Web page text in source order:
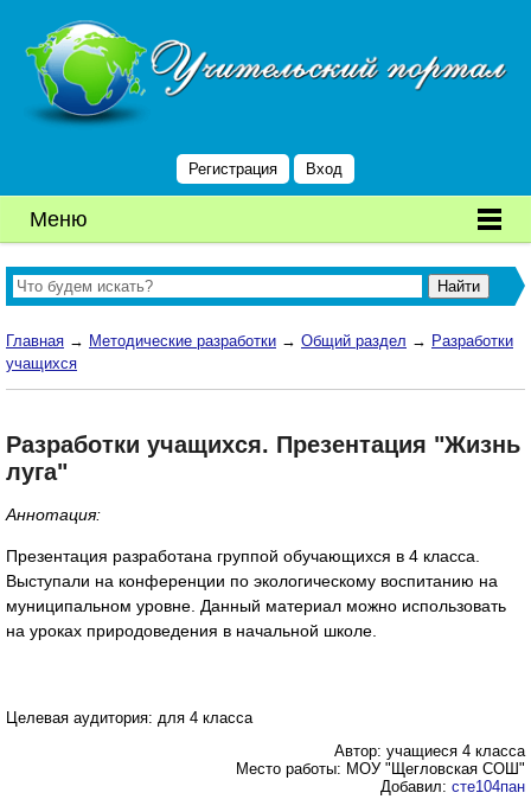
Регистрация Вход
Меню
Главная → Методические разработки → Общий раздел → Разработки
учащихся
Разработки учащихся. Презентация "Жизнь
луга"
Аннотация:
Презентация разработана группой обучающихся в 4 класса.
Выступали на конференции по экологическому воспитанию на
муниципальном уровне. Данный материал можно использовать
на уроках природоведения в начальной школе.
Целевая аудитория: для 4 класса
Автор: учащиеся 4 класса
Место работы: МОУ "Щегловская СОШ"
Добавил: сте104пан